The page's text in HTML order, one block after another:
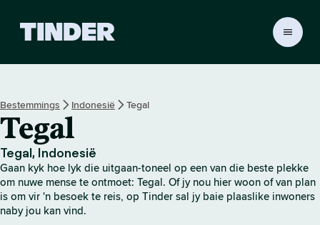
r
i
s
b
Bestemmings Indonesië Tegal
Tegal
Tegal, Indonesië
Gaan kyk hoe lyk die uitgaan-toneel op een van die beste plekke
om nuwe mense te ontmoet: Tegal. Of jy nou hier woon of van plan
is om vir 'n besoek te reis, op Tinder sal jy baie plaaslike inwoners
naby jou kan vind.